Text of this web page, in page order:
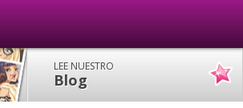
LEE NUESTRO
Blog